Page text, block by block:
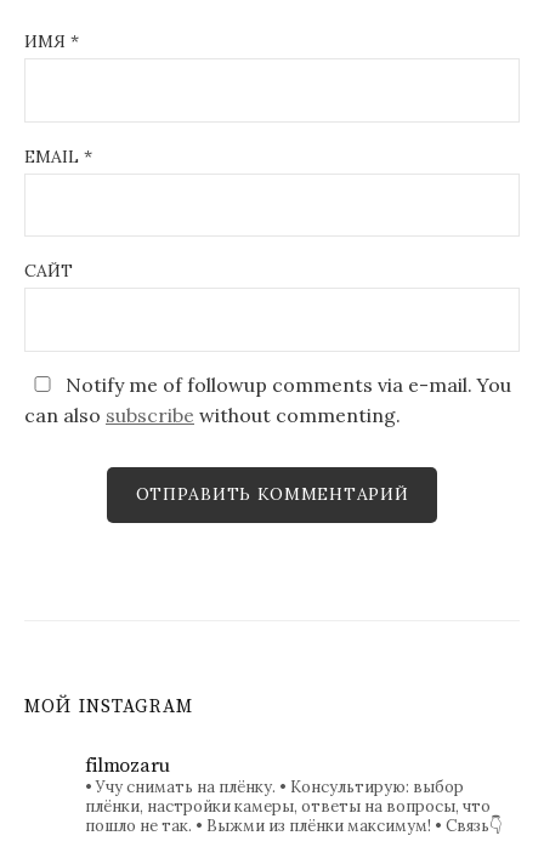
ИМЯ *
EMAIL *
САЙТ
Notify me of followup comments via e-mail. You
can also subscribe without commenting.
МОЙ INSTAGRAM
filmozaru
• Учу снимать на плёнку. • Консультирую: выбор
плёнки, настройки камеры, ответы на вопросы, что
пошло не так. • Выжми из плёнки максимум! • Связь👇